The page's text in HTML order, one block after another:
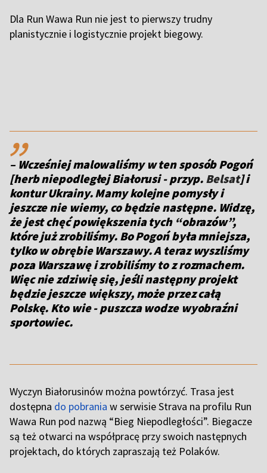
Dla Run Wawa Run nie jest to pierwszy trudny
planistycznie i logistycznie projekt biegowy.
,,
– Wcześniej malowaliśmy w ten sposób Pogoń
[herb niepodległej Białorusi - przyp. Belsat]i
kontur Ukrainy. Mamy kolejne pomysły i
jeszcze nie wiemy, co będzie następne. Widzę,
że jest chęć powiększenia tych “obrazów”,
które już zrobiliśmy. Bo Pogoń była mniejsza,
tylko w obrębie Warszawy. A teraz wyszliśmy
poza Warszawę i zrobiliśmy to z rozmachem.
Więc nie zdziwię się, jeśli następny projekt
będzie jeszcze większy, może przez całą
Polskę. Kto wie - puszcza wodze wyobraźni
sportowiec.
Wyczyn Białorusinów można powtórzyć. Trasa jest
dostępna do pobrania w serwisie Strava na profilu Run
Wawa Run pod nazwą “Bieg Niepodległości”. Biegacze
są też otwarci na współpracę przy swoich następnych
projektach, do których zapraszają też Polaków.